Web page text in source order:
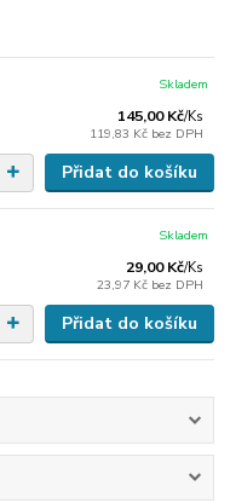
145,00 Kč/Ks
119,83 Kč bez DPH
Skladem
Přidat do košíku
29,00 Kč/Ks
23,97 Kč bez DPH
Skladem
Přidat do košíku